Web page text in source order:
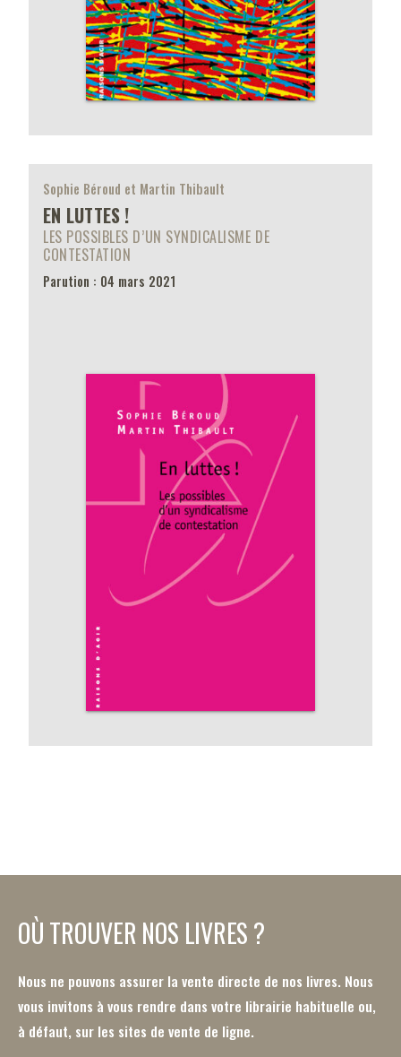
Sophie Béroud et Martin Thibault
EN LUTTES !
LES POSSIBLES D’UN SYNDICALISME DE
CONTESTATION
Parution : 04 mars 2021
OÙ TROUVER NOS LIVRES ?
Nous ne pouvons assurer la vente directe de nos livres. Nous
vous invitons à vous rendre dans votre librairie habituelle ou,
à défaut, sur les sites de vente de ligne.